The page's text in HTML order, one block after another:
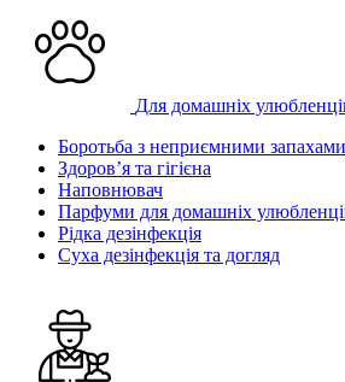
Для домашніх
Боротьба з неприємними запахами
Здоров’я та гігієна
Наповнювач
Парфуми для домашніх
Рідка дезінфекція
Суха дезінфекція та догляд